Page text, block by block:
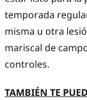
temporada
misma u otra
mariscal de
controles.
TAMBIÉN TE